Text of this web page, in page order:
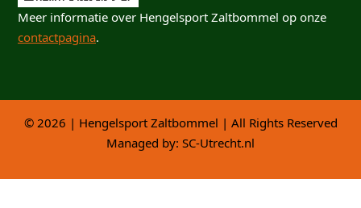
Meer informatie over Hengelsport Zaltbommel op onze
contactpagina.
© 2026 | Hengelsport Zaltbommel | All Rights Reserved
Managed by: SC-Utrecht.nl